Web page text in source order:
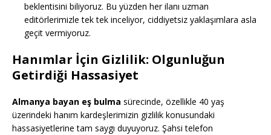
beklentisini biliyoruz. Bu yüzden her ilanı uzman
editörlerimizle tek tek inceliyor, ciddiyetsiz yaklaşımlara asla
geçit vermiyoruz.
Hanımlar İçin Gizlilik: Olgunluğun
Getirdiği Hassasiyet
Almanya bayan eş bulma sürecinde, özellikle 40 yaş
üzerindeki hanım kardeşlerimizin gizlilik konusundaki
hassasiyetlerine tam saygı duyuyoruz. Şahsi telefon